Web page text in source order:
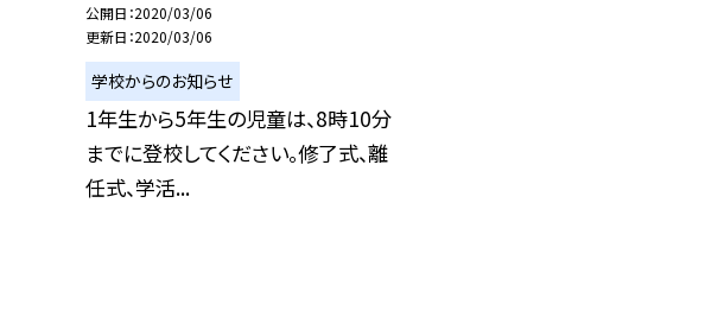
公開日 2020/03/06
更新日 2020/03/06
学校からのお知らせ
1年生から5年生の児童は、8時10分
までに登校してください。修了式、離
任式、学活...